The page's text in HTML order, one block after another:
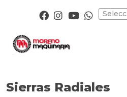
Sierras Radiales